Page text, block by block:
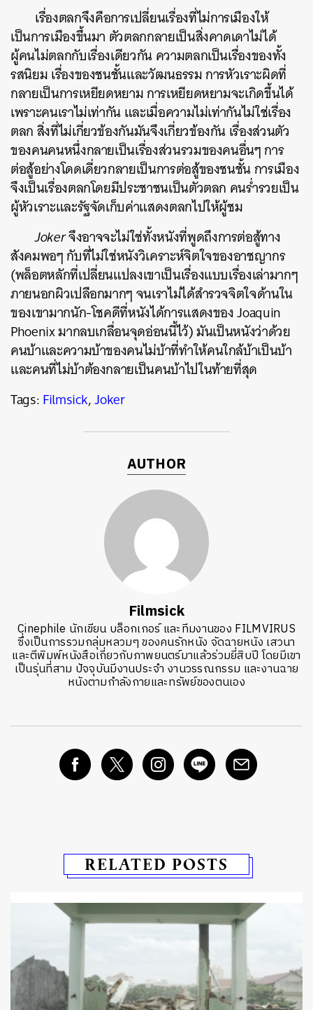
เรื่องตลกจึงคือการเปลี่ยนเรื่องที่ไม่การเมืองให้
เป็นการเมืองขึ้นมา ตัวตลกกลายเป็นสิ่งคาดเดาไม่ได้
ผู้คนไม่ตลกกับเรื่องเดียวกัน ความตลกเป็นเรื่องของทั้ง
รสนิยม เรื่องของชนชั้นและวัฒนธรรม การหัวเราะผิดที่
กลายเป็นการเหยียดหยาม การเหยียดหยามจะเกิดขึ้นได้
เพราะคนเราไม่เท่ากัน และเมื่อความไม่เท่ากันไม่ใช่เรื่อง
ตลก สิ่งที่ไม่เกี่ยวข้องกันมันจึงเกี่ยวข้องกัน เรื่องส่วนตัว
ของคนคนหนึ่งกลายเป็นเรื่องส่วนรวมของคนอื่นๆการ
ต่อสู้อย่างโดดเดี่ยวกลายเป็นการต่อสู้ของชนชั้น การเมือง
จึงเป็นเรื่องตลกโดยมีประชาชนเป็นตัวตลก คนร่ำรวยเป็น
ผู้หัวเราะและรัฐจัดเก็บค่าแสดงตลกไปให้ผู้ชม
Jokerจึงอาจจะไม่ใช่ทั้งหนังที่พูดถึงการต่อสู้ทาง
สังคมพอๆ กับที่ไม่ใช่หนังวิเคราะห์จิตใจของอาชญากร
(พล็อตหลักที่เปลี่ยนแปลงเขาเป็นเรื่องแบบเรื่องเล่ามากๆ
ภายนอกผิวเปลือกมากๆ จนเราไม่ได้สำรวจจิตใจด้านใน
ของเขามากนัก-โชคดีที่หนังได้การแสดงของ Joaquin
Phoenix มากลบเกลื่อนจุดอ่อนนี้ไว้) มันเป็นหนังว่าด้วย
คนบ้าและความบ้าของคนไม่บ้าที่ทำให้คนใกล้บ้าเป็นบ้า
และคนที่ไม่บ้าต้องกลายเป็นคนบ้าไปในท้ายที่สุด
Tags:Filmsick,Joker
AUTHOR
Filmsick
Cinephile นักเขียน บล็อกเกอร์ และทีมงานของ FILMVIRUS
ซึ่งเป็นการรวมกลุ่มหลวมๆ ของคนรักหนัง จัดฉายหนัง เสวนา
และตีพิมพ์หนังสือเกี่ยวกับภาพยนตร์มาแล้วร่วมยี่สิบปี โดยมีเขา
เป็นรุ่นที่สาม ปัจจุบันมีงานประจำ งานวรรณกรรม และงานฉาย
หนังตามกำลังกายและทรัพย์ของตนเอง
RELATED POSTS